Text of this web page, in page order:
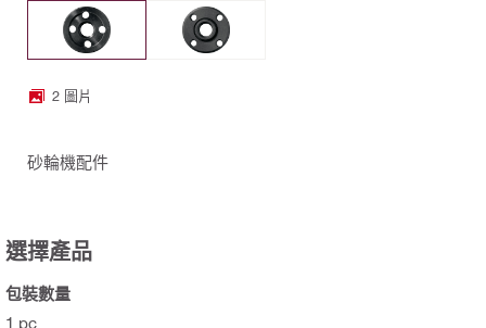
2 圖片
砂輪機配件
選擇產品
包裝數量
1 pc